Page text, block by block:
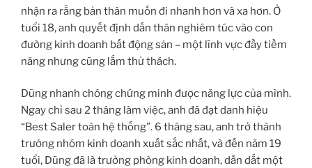
nhận ra rằng bản thân muốn đi nhanh hơn và xa hơn. Ở
tuổi 18, anh quyết định dấn thân nghiêm túc vào con
đường kinh doanh bất động sản – một lĩnh vực đầy tiềm
năng nhưng cũng lắm thử thách.
Dũng nhanh chóng chứng minh được năng lực của mình.
Ngay chỉ sau 2 tháng làm việc, anh đã đạt danh hiệu
“Best Saler toàn hệ thống”. 6 tháng sau, anh trở thành
trưởng nhóm kinh doanh xuất sắc nhất, và đến năm 19
tuổi, Dũng đã là trưởng phòng kinh doanh, dẫn dắt một